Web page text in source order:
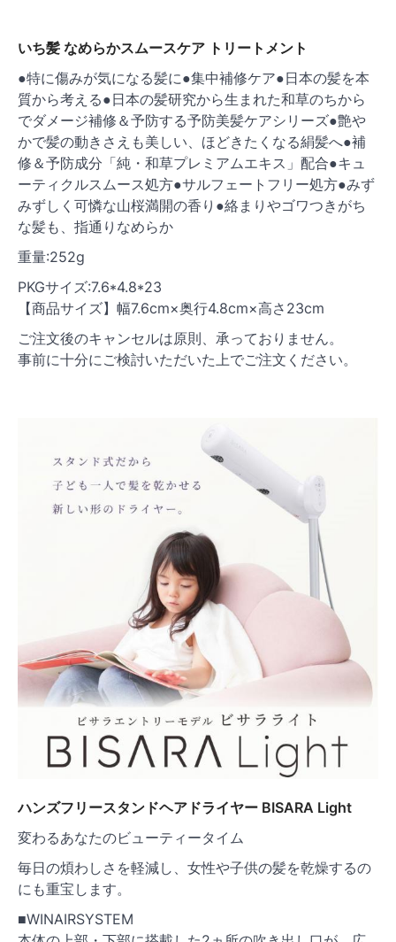
いち髪 なめらかスムースケア トリートメント
●特に傷みが気になる髪に●集中補修ケア●日本の髪を本
質から考える●日本の髪研究から生まれた和草のちから
でダメージ補修＆予防する予防美髪ケアシリーズ●艶や
かで髪の動きさえも美しい、ほどきたくなる絹髪へ●補
修＆予防成分「純・和草プレミアムエキス」配合●キュ
ーティクルスムース処方●サルフェートフリー処方●みず
みずしく可憐な山桜満開の香り●絡まりやゴワつきがち
な髪も、指通りなめらか
重量:252g
PKGサイズ:7.6*4.8*23
【商品サイズ】幅7.6cm×奥行4.8cm×高さ23cm
ご注文後のキャンセルは原則、承っておりません。
事前に十分にご検討いただいた上でご注文ください。
ハンズフリースタンドヘアドライヤー BISARA Light
変わるあなたのビューティータイム
毎日の煩わしさを軽減し、女性や子供の髪を乾燥するの
にも重宝します。
■WINAIRSYSTEM